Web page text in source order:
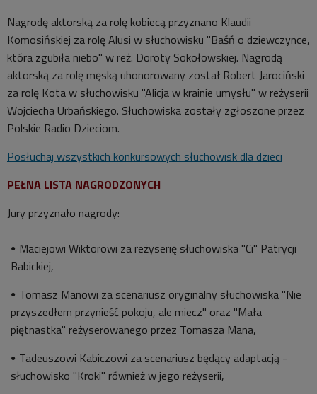
Nagrodę aktorską za rolę kobiecą przyznano Klaudii
Komosińskiej za rolę Alusi w słuchowisku "Baśń o dziewczynce,
która zgubiła niebo" w reż. Doroty Sokołowskiej. Nagrodą
aktorską za rolę męską uhonorowany został Robert Jarociński
za rolę Kota w słuchowisku "Alicja w krainie umysłu" w reżyserii
Wojciecha Urbańskiego. Słuchowiska zostały zgłoszone przez
Polskie Radio Dzieciom.
Posłuchaj wszystkich konkursowych słuchowisk dla dzieci
PEŁNA LISTA NAGRODZONYCH
Jury przyznało nagrody:
Maciejowi Wiktorowi za reżyserię słuchowiska "Ci" Patrycji
Babickiej,
Tomasz Manowi za scenariusz oryginalny słuchowiska "Nie
przyszedłem przynieść pokoju, ale miecz" oraz "Mała
piętnastka" reżyserowanego przez Tomasza Mana,
Tadeuszowi Kabiczowi za scenariusz będący adaptacją -
słuchowisko "Kroki" również w jego reżyserii,